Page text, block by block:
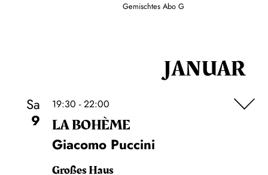
Gemischtes Abo G
JANUAR
Sa
9
19:30 - 22:00
LA BOHÈME
Giacomo Puccini
Großes Haus